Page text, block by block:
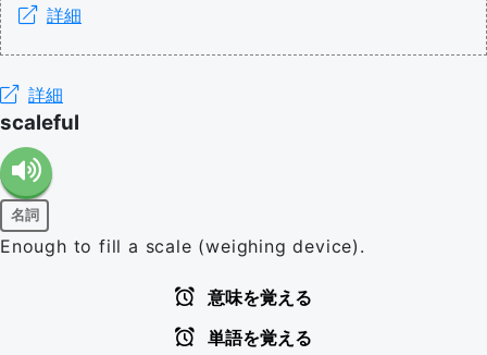
詳細
詳細
scaleful
名詞
Enough to fill a scale (weighing device).
意味を覚える
単語を覚える